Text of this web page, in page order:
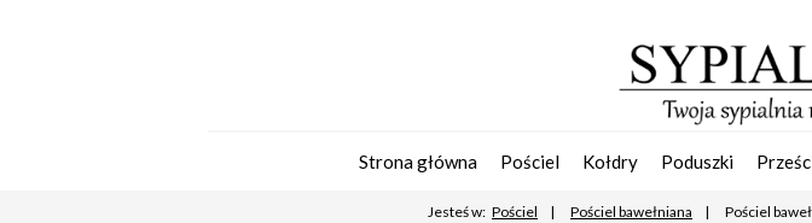
Strona główna Pościel Kołdry Poduszki
Jesteś w: Pościel Pościel bawełniana Pościel